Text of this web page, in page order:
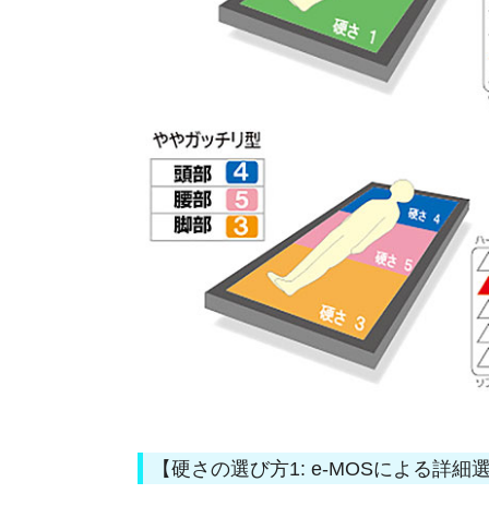
【硬さの選び方1: e-MOSによる詳細